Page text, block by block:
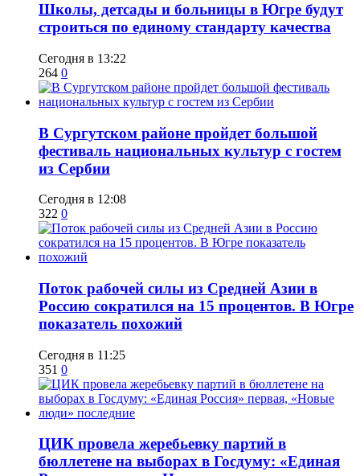
Школы, детсады и больницы в Югре будут
строиться по единому стандарту качества
Сегодня в 13:22
264 0
В Сургутском районе пройдет большой
фестиваль национальных культур с гостем
из Сербии
Сегодня в 12:08
322 0
Поток рабочей силы из Средней Азии в
Россию сократился на 15 процентов. В Югре
показатель похожий
Сегодня в 11:25
351 0
ЦИК провела жеребьевку партий в
бюллетене на выборах в Госдуму: «Единая